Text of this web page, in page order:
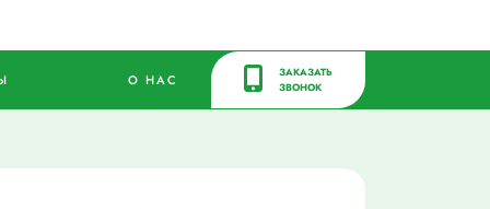
О НАС
ЗАКАЗАТЬ
ЗВОНОК